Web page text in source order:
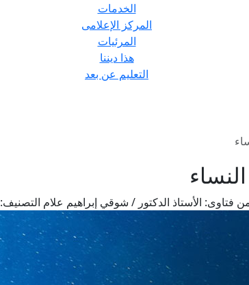
الخدمات
المركز الإعلامى
المرئيات
هذا ديننا
التعليم عن بعد
فتاوى: الأستاذ الدكتور / شوقي إبراهيم علام التصنيف: